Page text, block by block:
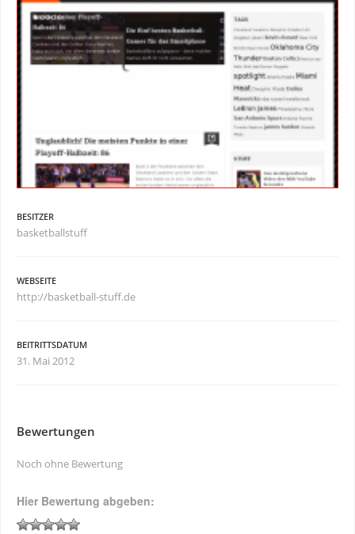
BESITZER
basketballstuff
WEBSEITE
http://basketball-stuff.de
BEITRITTSDATUM
31. Mai 2012
Bewertungen
Noch ohne Bewertung
Hier Bewertung abgeben: